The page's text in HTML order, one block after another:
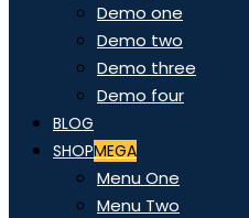
Demo one
Demo two
Demo three
Demo four
BLOG
SHOPMEGA
Menu One
Menu Two